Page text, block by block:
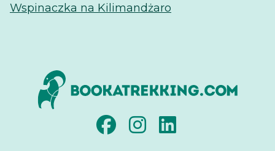
Wspinaczka na Kilimandżaro